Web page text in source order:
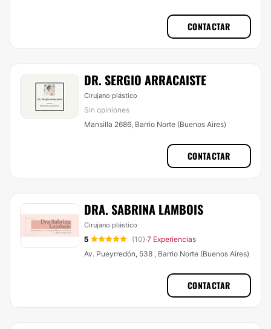
CONTACTAR
DR. SERGIO ARRACAISTE
Cirujano plástico
Sin opiniones
Mansilla 2686, Barrio Norte (Buenos Aires)
CONTACTAR
DRA. SABRINA LAMBOIS
Cirujano plástico
5 (10)·7 Experiencias
Av. Pueyrredón, 538 , Barrio Norte (Buenos Aires)
CONTACTAR